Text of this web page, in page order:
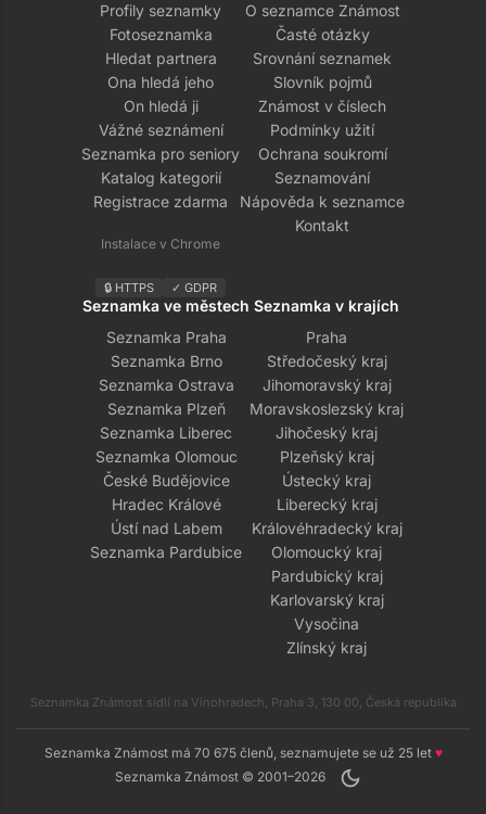
Profily seznamky
Fotoseznamka
Hledat partnera
Ona hledá jeho
On hledá ji
Vážné seznámení
Seznamka pro seniory
Katalog kategorií
Registrace zdarma
Instalace v Chrome
🔒 HTTPS ✓ GDPR
O seznamce Známost
Časté otázky
Srovnání seznamek
Slovník pojmů
Známost v číslech
Podmínky užití
Ochrana soukromí
Seznamování
Nápověda k seznamce
Kontakt
Seznamka ve městech
Seznamka Praha
Seznamka Brno
Seznamka Ostrava
Seznamka Plzeň
Seznamka Liberec
Seznamka Olomouc
České Budějovice
Hradec Králové
Ústí nad Labem
Seznamka Pardubice
Seznamka v krajích
Praha
Středočeský kraj
Jihomoravský kraj
Moravskoslezský kraj
Jihočeský kraj
Plzeňský kraj
Ústecký kraj
Liberecký kraj
Královéhradecký kraj
Olomoucký kraj
Pardubický kraj
Karlovarský kraj
Vysočina
Zlínský kraj
Seznamka Známost sídlí na Vinohradech, Praha 3, 130 00, Česká republika
Seznamka Známost má 70 675 členů, seznamujete se už 25 let ♥
Seznamka Známost © 2001–2026
dark_mode